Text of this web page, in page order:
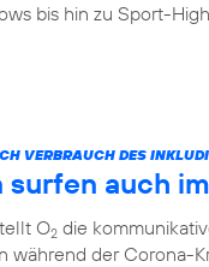
bis hin zu Sport-
VERBRAUCH DES
surfen auch
O2 die
während der Corona-